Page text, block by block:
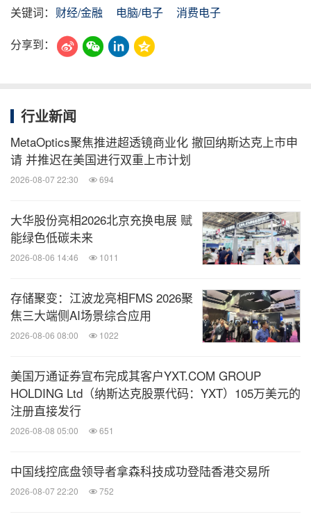
关键词： 财经/金融 电脑/电子
消费电子
分享到：
行业新闻
MetaOptics聚焦推进超透镜商业化 撤回纳斯达克上市申
请 并推迟在美国进行双重上市计划
2026-08-07 22:30 694
大华股份亮相2026北京充换电展 赋
能绿色低碳未来
2026-08-06 14:46 1011
存储聚变：江波龙亮相FMS 2026聚
焦三大端侧AI场景综合应用
2026-08-06 08:00 1022
美国万通证券宣布完成其客户YXT.COM GROUP
HOLDING Ltd（纳斯达克股票代码：YXT）105万美元的
注册直接发行
2026-08-08 05:00 651
中国线控底盘领导者拿森科技成功登陆香港交易所
2026-08-07 22:20 752